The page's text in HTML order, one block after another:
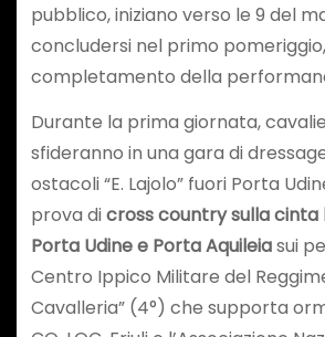
pubblico, iniziano verso le 9 del
concludersi nel primo
completamento della
Durante la prima giornata,
sfideranno in una gara di
ostacoli “E. Lajolo” fuori Porta
prova dicross country sulla
Porta Udine e Porta Aquileiasui
Centro Ippico Militare del
Cavalleria” (4°) che supporta